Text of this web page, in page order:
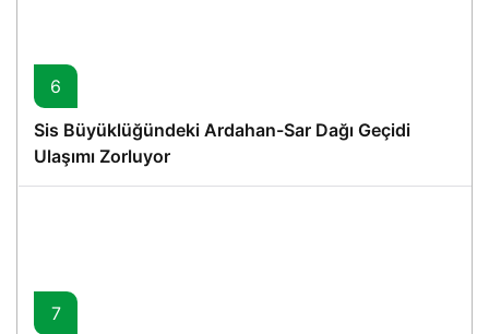
6
Sis Büyüklüğündeki Ardahan-Sar Dağı Geçidi
Ulaşımı Zorluyor
7